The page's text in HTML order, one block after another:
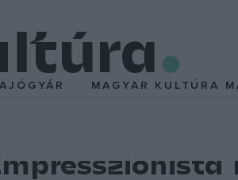
MAGYAR KULTÚRA